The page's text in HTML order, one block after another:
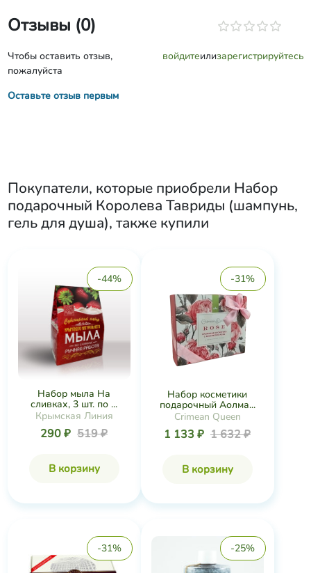
Отзывы (0)
Чтобы оставить отзыв,
пожалуйста
войдитеилизарегистрируйтесь
Оставьте отзыв первым
Покупатели, которые приобрели Набор
подарочный Королева Тавриды (шампунь,
гель для душа), также купили
-44%
Набор мыла На
сливках, 3 шт. по ...
Крымская Линия
290 ₽ 519 ₽
В корзину
-31%
Набор косметики
подарочный Аолма...
Crimean Queen
1 133 ₽ 1 632 ₽
В корзину
-31% -25%